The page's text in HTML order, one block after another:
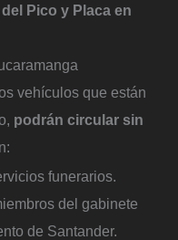
Pico y Placa en
vehículos que están
podrán circular sin
funerarios.
del gabinete
de Santander.